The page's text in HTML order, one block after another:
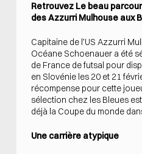
Retrouvez Le beau
des Azzurri Mulhouse aux
Capitaine de l’US Azzurri
Océane Schoenauer a été
de France de futsal pour
en Slovénie les 20 et 21
récompense pour cette
sélection chez les Bleues
déjà la Coupe du monde
Une carrière atypique